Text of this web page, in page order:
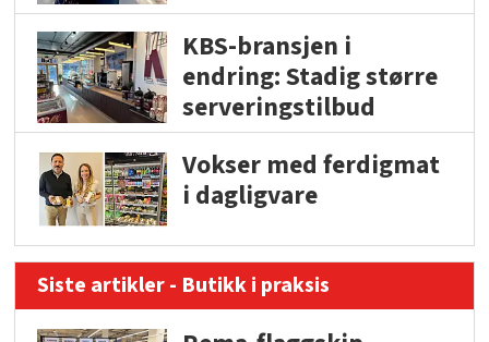
KBS-bransjen i
endring: Stadig større
serveringstilbud
Vokser med ferdigmat
i dagligvare
Siste artikler - Butikk i praksis